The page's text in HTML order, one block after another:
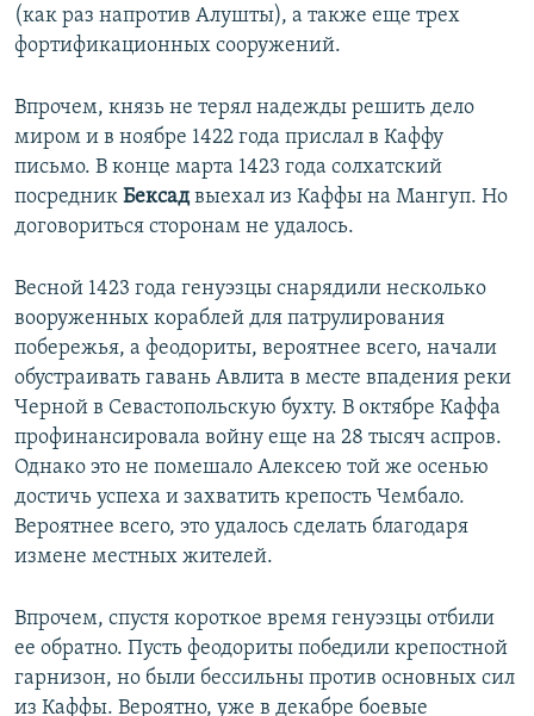
(как раз напротив Алушты), а также еще трех
фортификационных сооружений.
Впрочем, князь не терял надежды решить дело
миром и в ноябре 1422 года прислал в Каффу
письмо. В конце марта 1423 года солхатский
посредник Бексадвыехал из Каффы на Мангуп. Но
договориться сторонам не удалось.
Весной 1423 года генуэзцы снарядили несколько
вооруженных кораблей для патрулирования
побережья, а феодориты, вероятнее всего, начали
обустраивать гавань Авлита в месте впадения реки
Черной в Севастопольскую бухту. В октябре Каффа
профинансировала войну еще на 28 тысяч аспров.
Однако это не помешало Алексею той же осенью
достичь успеха и захватить крепость Чембало.
Вероятнее всего, это удалось сделать благодаря
измене местных жителей.
Впрочем, спустя короткое время генуэзцы отбили
ее обратно. Пусть феодориты победили крепостной
гарнизон, но были бессильны против основных сил
из Каффы. Вероятно, уже в декабре боевые